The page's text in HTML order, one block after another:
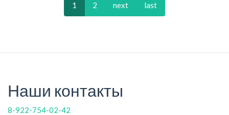
1 2 next last
Наши контакты
8-922-754-02-42